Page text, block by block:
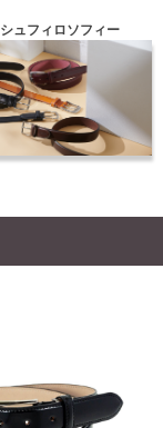
ュフィロソフィー